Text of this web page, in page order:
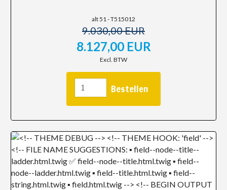
alt 51 - T515012
9.030,00 EUR
8.127,00 EUR
Excl. BTW